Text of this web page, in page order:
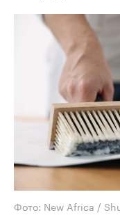
Фото: New Africa /